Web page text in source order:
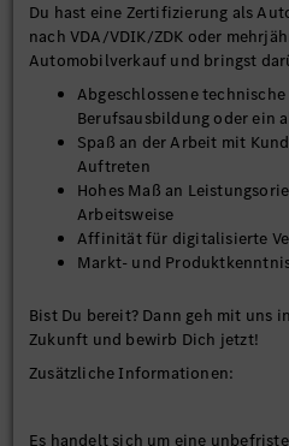
Du hast eine Zertifizierung als
nach VDA/VDIK/ZDK oder
Automobilverkauf und bringst
Abgeschlossene
Berufsausbildung oder ein
Spaß an der Arbeit mit
Auftreten
Hohes Maß an
Arbeitsweise
Affinität für digitalisierte
Markt- und
Bist Du bereit? Dann geh mit uns
Zukunft und bewirb Dich jetzt!
Zusätzliche Informationen:
Es handelt sich um eine